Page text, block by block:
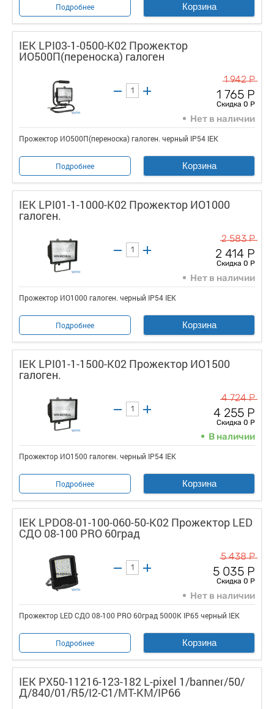
Подробнее Корзина
IEK LPI03-1-0500-K02 Прожектор
ИО500П(переноска) галоген
1 942 Р
1 765 Р
Скидка 0 Р
Нет в наличии
Прожектор ИО500П(переноска) галоген. черный IP54 IEK
Подробнее Корзина
IEK LPI01-1-1000-K02 Прожектор ИО1000
галоген.
2 583 Р
2 414 Р
Скидка 0 Р
Нет в наличии
Прожектор ИО1000 галоген. черный IP54 IEK
Подробнее Корзина
IEK LPI01-1-1500-K02 Прожектор ИО1500
галоген.
4 724 Р
4 255 Р
Скидка 0 Р
В наличии
Прожектор ИО1500 галоген. черный IP54 IEK
Подробнее Корзина
IEK LPDO8-01-100-060-50-K02 Прожектор LED
СДО 08-100 PRO 60град
5 438 Р
5 035 Р
Скидка 0 Р
Нет в наличии
Прожектор LED СДО 08-100 PRO 60град 5000К IP65 черный IEK
Подробнее Корзина
IEK PX50-11216-123-182 L-pixel 1/banner/50/
Д/840/01/R5/I2-C1/MT-КM/IP66